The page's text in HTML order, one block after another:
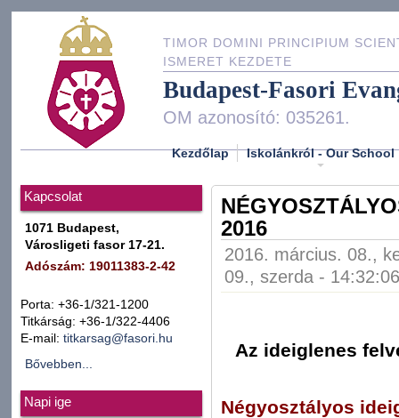
TIMOR DOMINI PRINCIPIUM
ISMERET KEZDETE
Budapest-Fasori
OM azonosító: 035261.
Kezdőlap Iskolánkról - Our School
Kapcsolat
1071 Budapest,
Városligeti fasor 17-21.
Adószám: 19011383-2-42
Porta: +36-1/321-1200
Titkárság: +36-1/322-4406
E-mail: titkarsag@fasori.hu
Bővebben...
Napi ige
2016
2016. március. 08.,
09., szerda - 14:32:06
Az ideiglenes
Négyosztályos